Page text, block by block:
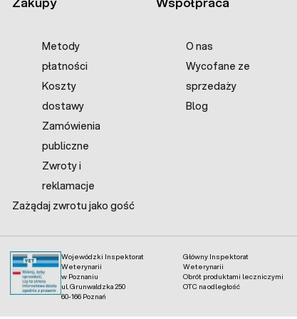
Metody
płatności
Koszty
dostawy
Zamówienia
publiczne
Zwroty i
reklamacje
Zażądaj zwrotu jako gość
O nas
Wycofane ze
sprzedaży
Blog
Wojewódzki Inspektorat
Weterynarii
w Poznaniu
ul. Grunwaldzka 250
60-166 Poznań
Główny Inspektorat
Weterynarii
Obrót produktami leczniczymi
OTC na odległość